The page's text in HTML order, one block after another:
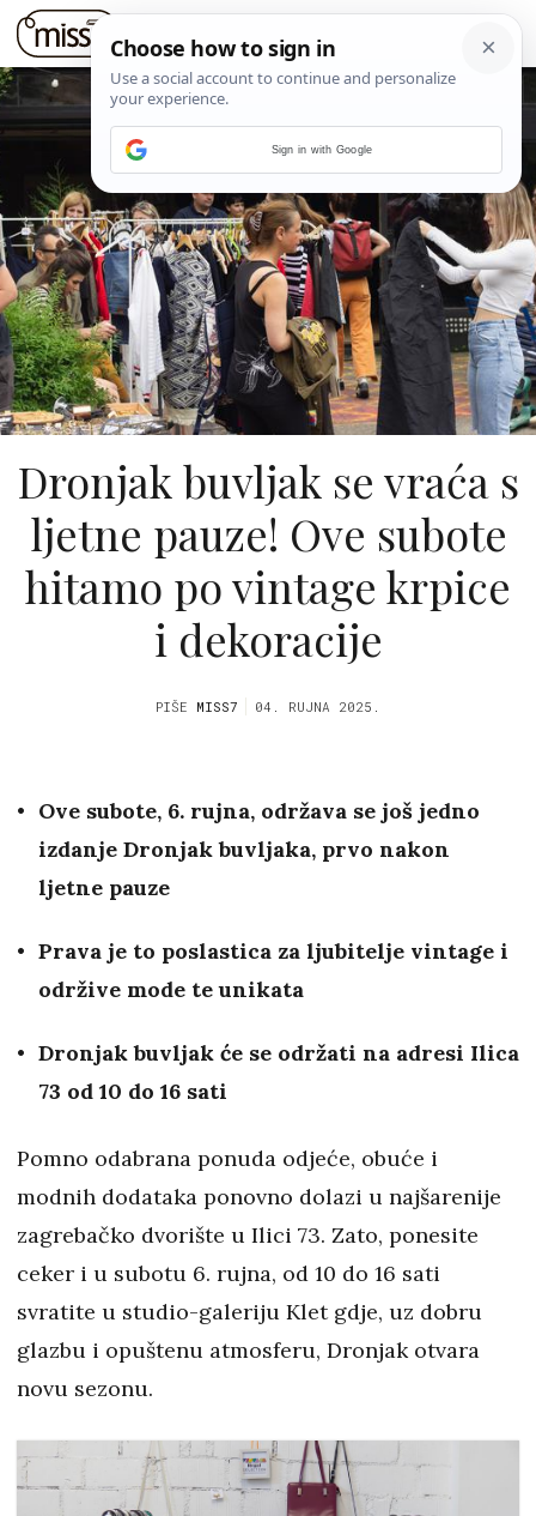
Dronjak buvljak se vraća s
ljetne pauze! Ove subote
hitamo po vintage krpice
i dekoracije
PIŠE MISS7 04. RUJNA 2025.
Ove subote, 6. rujna, održava se još jedno
izdanje Dronjak buvljaka, prvo nakon
ljetne pauze
Prava je to poslastica za ljubitelje vintage i
održive mode te unikata
Dronjak buvljak će se održati na adresi Ilica
73 od 10 do 16 sati
Pomno odabrana ponuda odjeće, obuće i
modnih dodataka ponovno dolazi u najšarenije
zagrebačko dvorište u Ilici 73. Zato, ponesite
ceker i u subotu 6. rujna, od 10 do 16 sati
svratite u studio-galeriju Klet gdje, uz dobru
glazbu i opuštenu atmosferu, Dronjak otvara
novu sezonu.
Sign in with Google